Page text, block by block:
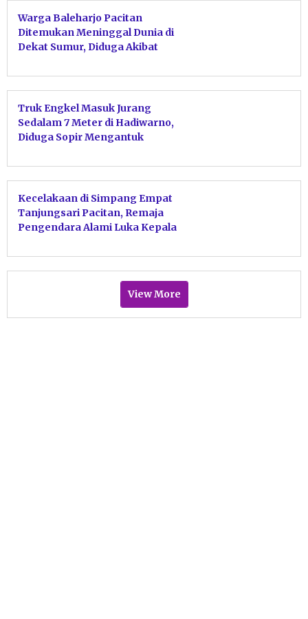
Warga Baleharjo Pacitan
Ditemukan Meninggal Dunia di
Dekat Sumur, Diduga Akibat
Truk Engkel Masuk Jurang
Sedalam 7 Meter di Hadiwarno,
Diduga Sopir Mengantuk
Kecelakaan di Simpang Empat
Tanjungsari Pacitan, Remaja
Pengendara Alami Luka Kepala
View More